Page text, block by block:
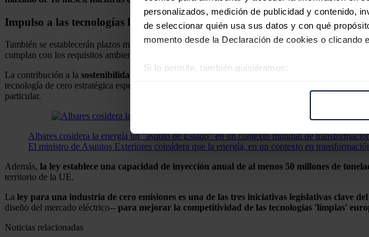
personalizados, medición de publicidad y contenido,
de seleccionar quién usa sus datos y con qué
momento desde la Declaración de cookies o clicando
Si lo permite, también quisiéramos:
y analizar el tráfico. Además, compartimos
que hayan recopilado a partir del uso que haya hecho
Impulso a las tecnologías limpias
También se establecerán plazos más cortos para proyectos estratégicos e independientemente
cumplan con los requisitos ambientales, sociales y de seguridad.
La contribución a la sostenibilidad
será un requisito mínimo obligatorio, mientras
tecnología de cero estratégica específica o para sus componentes. Este criterio sólo se tendrá en
particular.
Albares cosidera la energía un "asunto de Estado" en un contexto mundial de
El ministro de Asuntos Exteriores considera que la energía, en un contexto en
Además, la ley establece una capacidad de inyección anual de al menos 50 millones de
territorio de la UE.
La ley para una industria de cero emisiones es una de las tres iniciativas legislativas clave
diseño del mercado eléctrico-- para mejorar la competitividad de las tecnologías 'limpias'
Noticias relacionadas